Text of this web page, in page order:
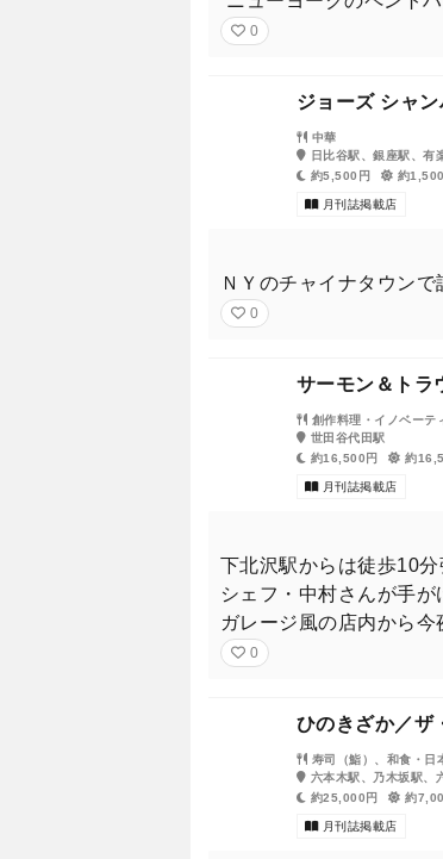
0
ジョーズ シャ
中華
日比谷駅、銀座駅、有
約5,500円
約
月刊誌掲載店
ＮＹのチャイナタウン
0
サーモン＆トラ
創作料理・イノベーテ
世田谷代田駅
約16,500円
約
月刊誌掲載店
下北沢駅からは徒歩10
シェフ・中村さんが手
ガレージ風の店内から今
0
ひのきざか／ザ
寿司（鮨）、和食・日
六本木駅、乃木坂駅、
約25,000円
約
月刊誌掲載店